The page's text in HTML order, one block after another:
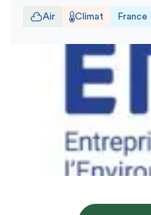
Air Climat France